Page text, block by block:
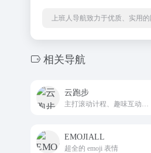
上班人导航致力于优质、实用
相关导航
云跑步
EMOJIALL
超全的 emoji 表情